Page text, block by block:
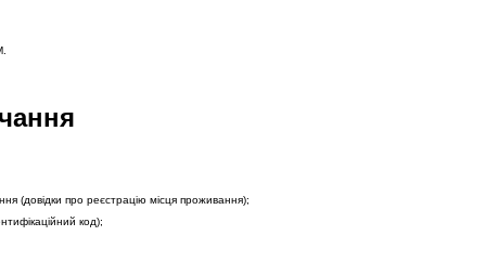
(довідки про реєстрацію місця проживання);
код);